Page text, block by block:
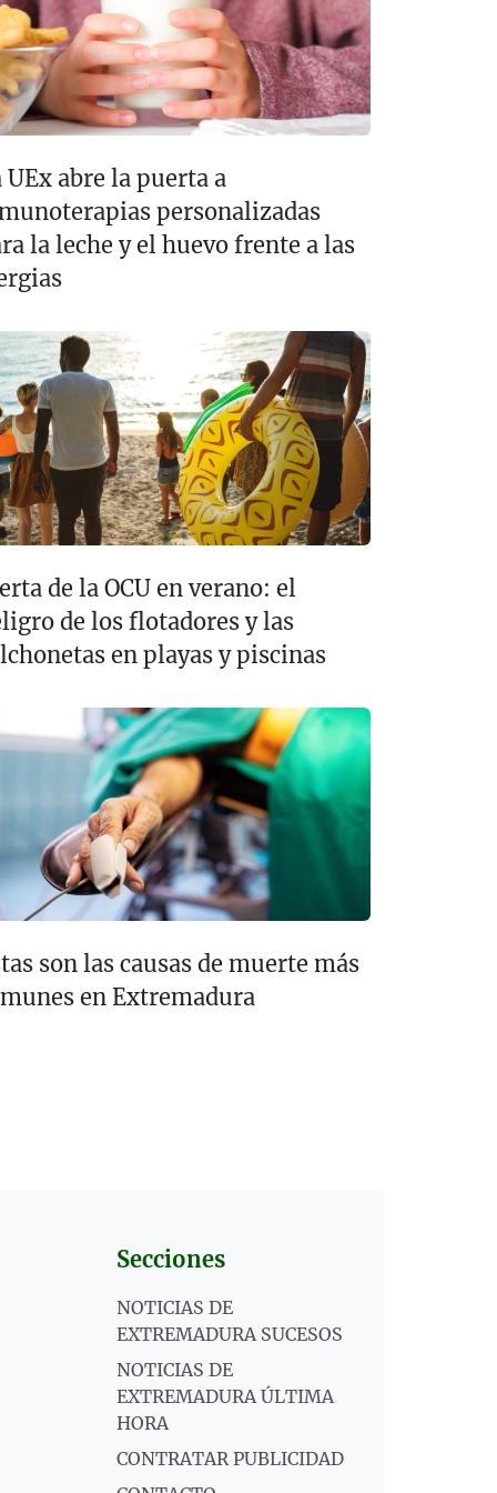
UEx abre la puerta a
personalizadas
la leche y el huevo frente a las
de la OCU en verano: el
de los flotadores y las
en playas y piscinas
son las causas de muerte más
en Extremadura
Secciones
NOTICIAS DE
EXTREMADURA SUCESOS
NOTICIAS DE
EXTREMADURA ÚLTIMA
HORA
CONTRATAR PUBLICIDAD